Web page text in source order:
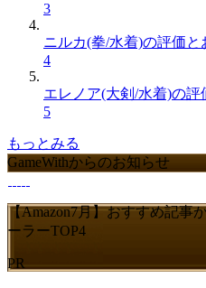
3
ニルカ(拳/水着)の評価と
4
エレノア(大剣/水着)の評
5
もっとみる
GameWithからのお知らせ
【Amazon7月】おすすめ記事
ーラーTOP4
PR